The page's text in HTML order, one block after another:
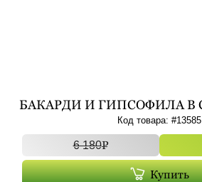
БАКАРДИ И ГИПСОФИЛА В
АРТ. 13585
Код товара: #13585
6 180P
Купить